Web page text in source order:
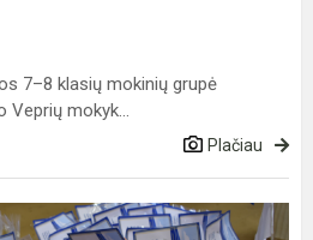
7–8 klasių mokinių grupė
Veprių mokyk...
Plačiau